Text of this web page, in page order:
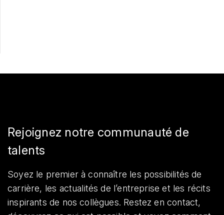
Rejoignez notre communauté de
talents
Soyez le premier à connaître les possibilités de
carrière, les actualités de l’entreprise et les récits
inspirants de nos collègues. Restez en contact,